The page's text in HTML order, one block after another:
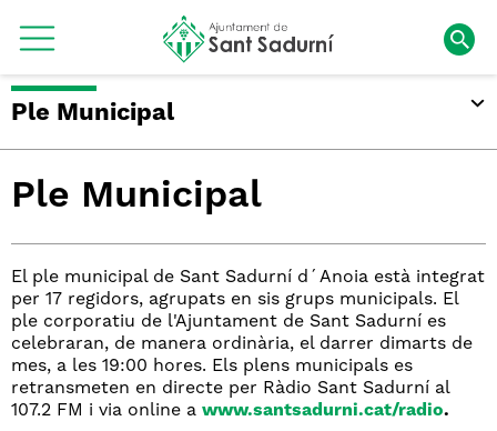
Ple Municipal
Ple Municipal
El ple municipal de Sant Sadurní d´Anoia està integrat
per 17 regidors, agrupats en sis grups municipals. El
ple corporatiu de l'Ajuntament de Sant Sadurní es
celebraran, de manera ordinària, el darrer dimarts de
mes, a les 19:00 hores. Els plens municipals es
retransmeten en directe per Ràdio Sant Sadurní al
107.2 FM i via online a www.santsadurni.cat/radio.